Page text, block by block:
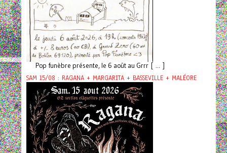
Pop funèbre présente, le 6 août au Grrr [ ... ]
SAM 15/08 : RAGANA + MARGARITA + BASSEVILLE + MALÉORE